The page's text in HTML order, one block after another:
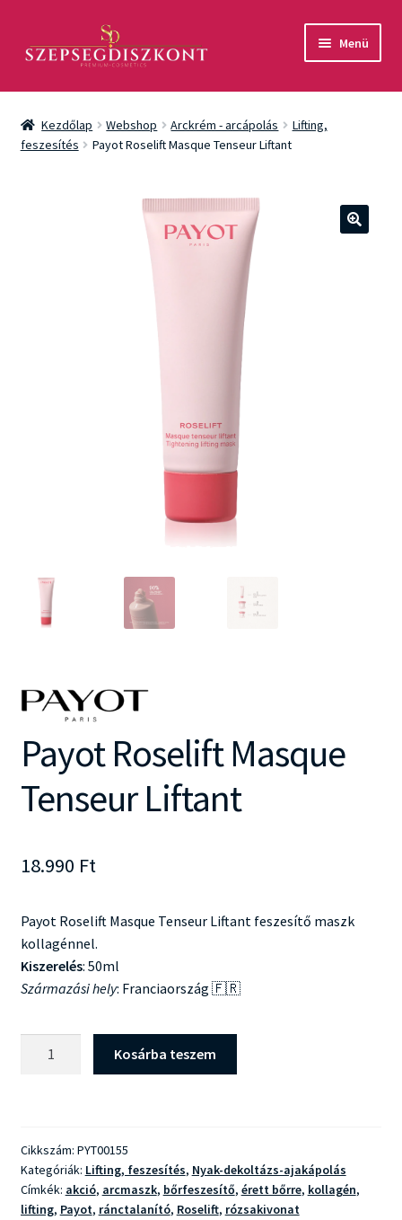
aa
Menü
Akció
Csomagok
Kezdőlap Webshop Arckrém - arcápolás
Lifting,
feszesítés
Payot Roselift Masque Tenseur Liftant
Payot Roselift Masque
Tenseur Liftant
18.990 Ft
Payot Roselift Masque Tenseur Liftant feszesítő maszk
kollagénnel.
Kiszerelés: 50ml
Származási hely: Franciaország 🇫🇷
mennyiség
Kosárba teszem
Cikkszám: PYT00155
Kategóriák: Lifting, feszesítés, Nyak-dekoltázs-ajakápolás
Címkék: akció, arcmaszk, bőrfeszesítő, érett bőrre, kollagén,
lifting, Payot, ránctalanító, Roselift, rózsakivonat